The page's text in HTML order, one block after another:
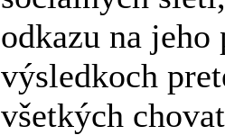
odkazu na
výsledkoch
všetkých